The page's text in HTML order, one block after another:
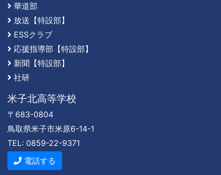
華道部
放送【特設部】
ESSクラブ
応援指導部【特設部】
新聞【特設部】
社研
米子北高等学校
〒683-0804
鳥取県米子市米原6-14-1
TEL: 0859-22-9371
電話する